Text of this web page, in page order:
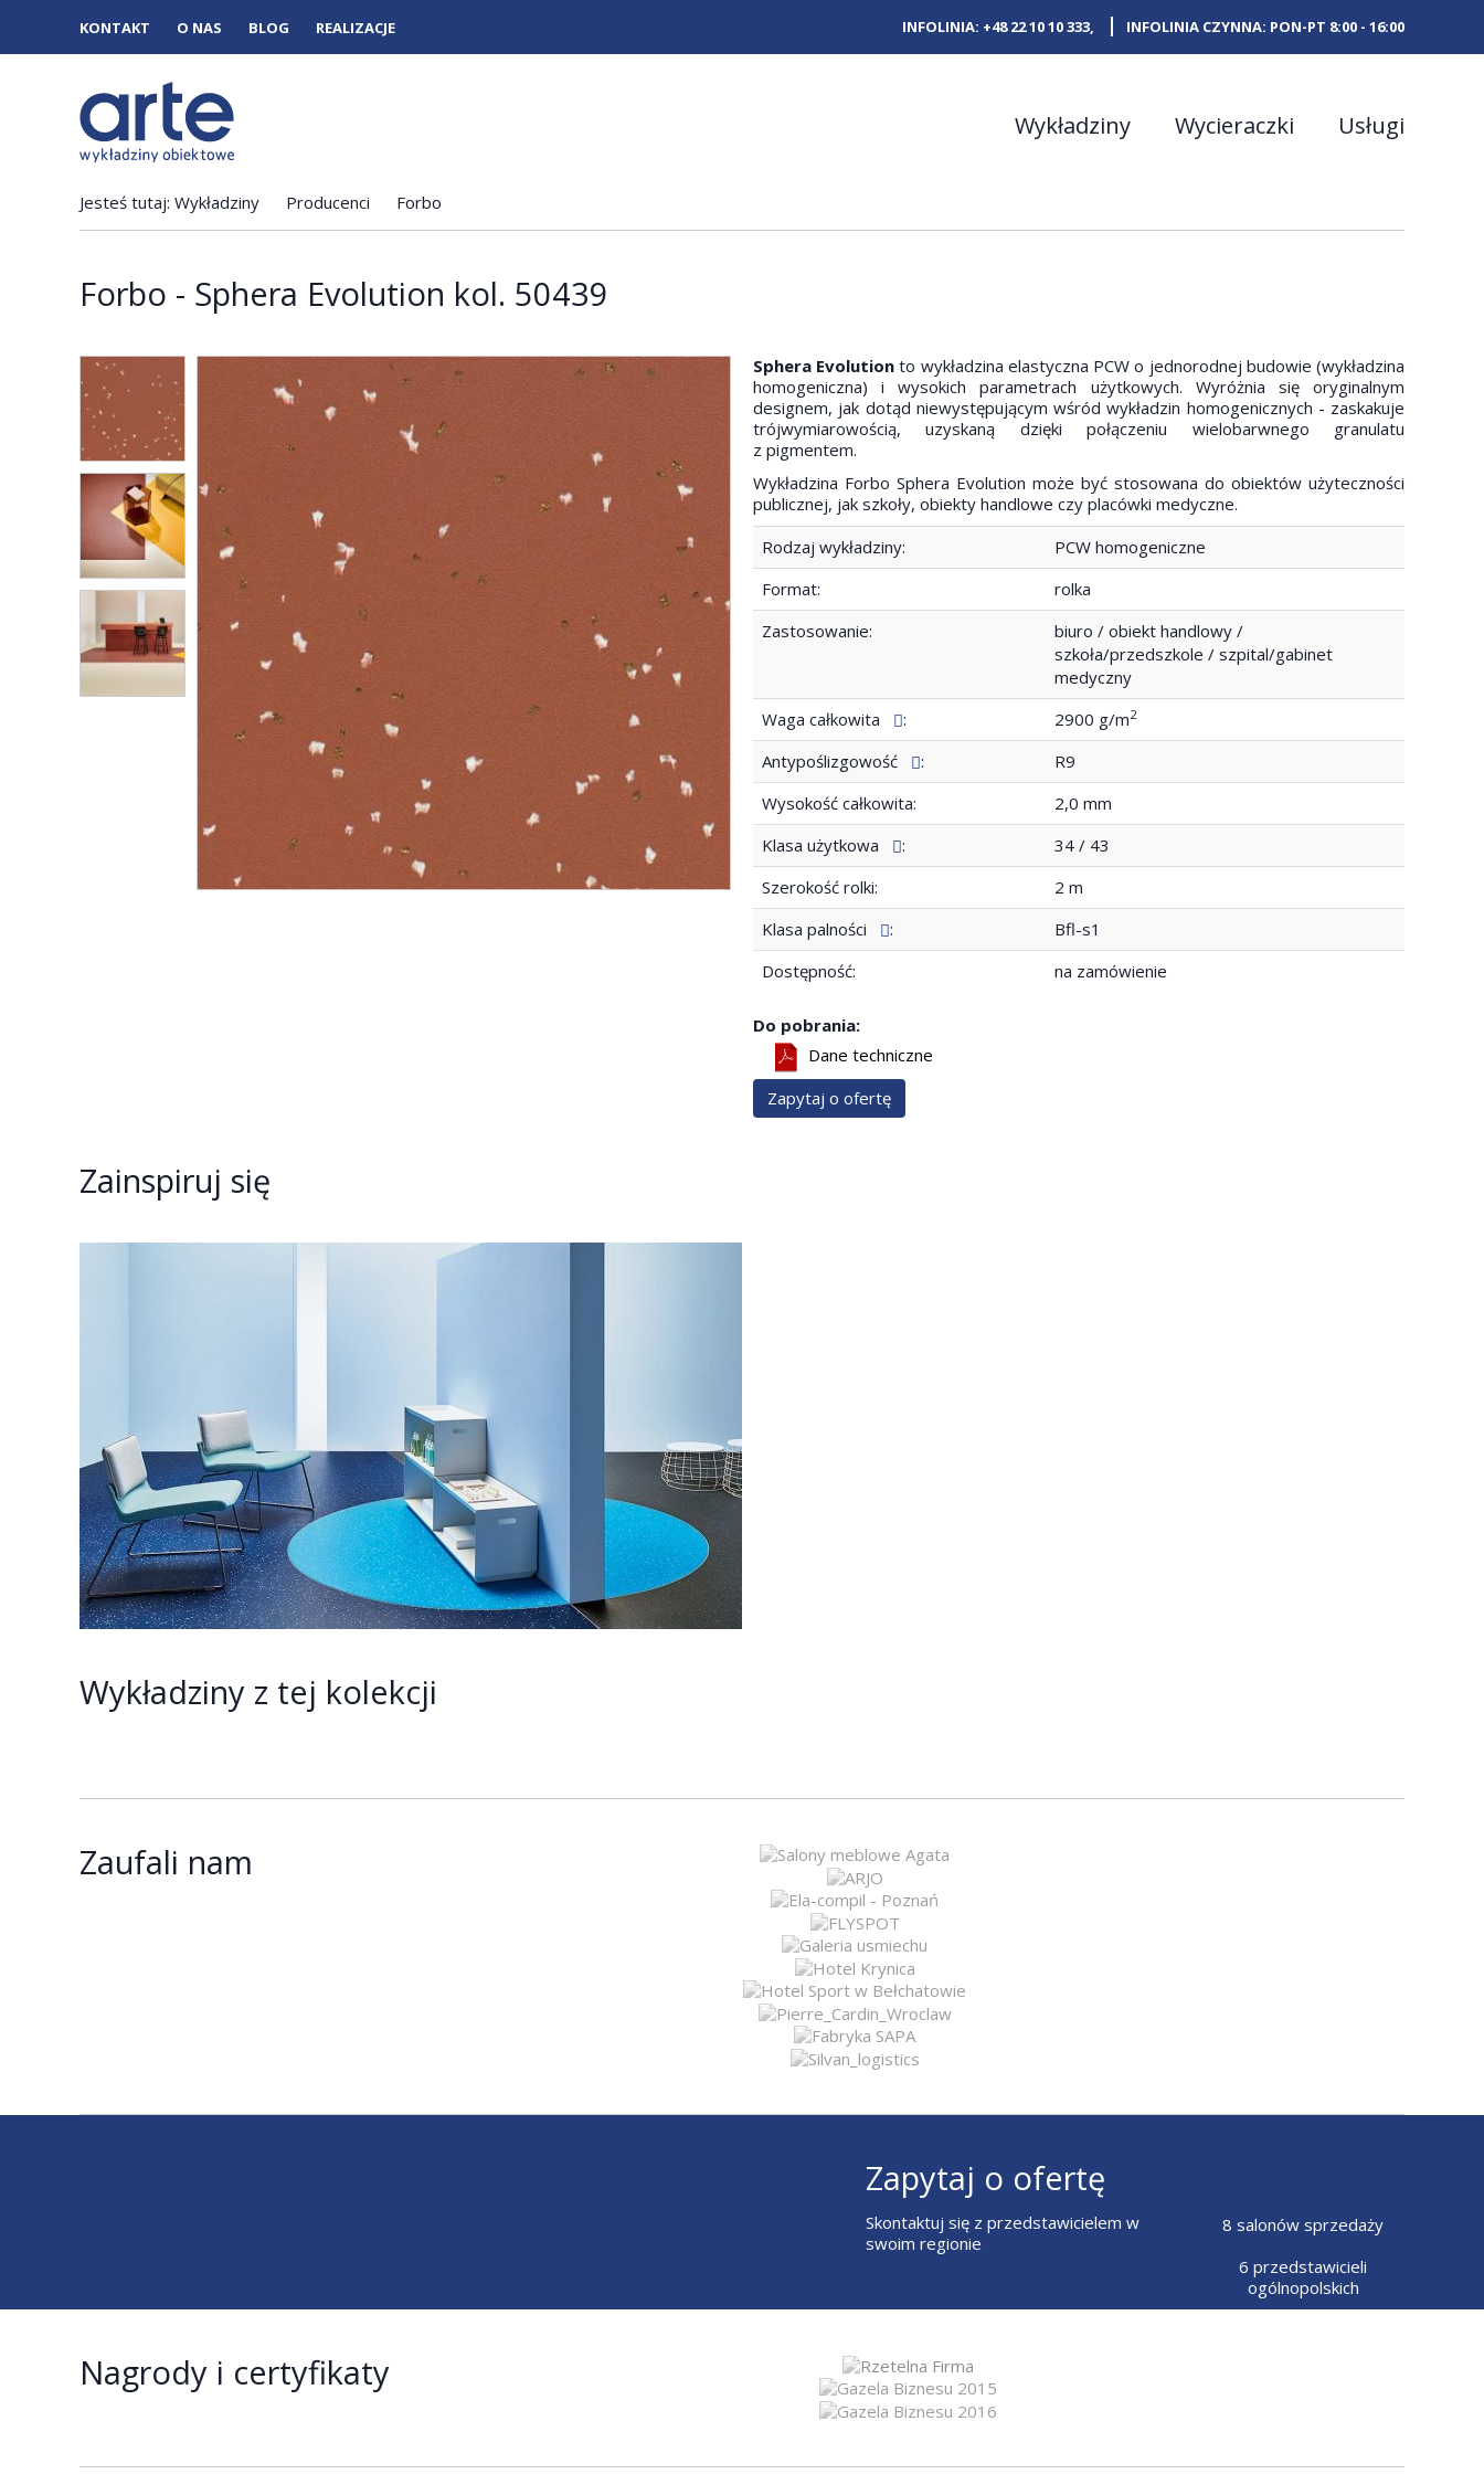
KONTAKT O NAS BLOG REALIZACJE INFOLINIA: +48 22 10 10 333, INFOLINIA CZYNNA: PON-PT 8:00 - 16:00
Wykładziny Wycieraczki Usługi
Jesteś tutaj: Wykładziny Producenci Forbo
Forbo - Sphera Evolution kol. 50439
Sphera Evolution to wykładzina elastyczna PCW o jednorodnej budowie (wykładzina
homogeniczna) i wysokich parametrach użytkowych. Wyróżnia się oryginalnym
designem, jak dotąd niewystępującym wśród wykładzin homogenicznych - zaskakuje
trójwymiarowością, uzyskaną dzięki połączeniu wielobarwnego granulatu
z pigmentem.
Wykładzina Forbo Sphera Evolution może być stosowana do obiektów użyteczności
publicznej, jak szkoły, obiekty handlowe czy placówki medyczne.
Rodzaj wykładziny:
PCW homogeniczne
Format:
rolka
Zastosowanie:
biuro / obiekt handlowy /
szkoła/przedszkole / szpital/gabinet
medyczny
Waga całkowita
: 2900 g/m2
Antypoślizgowość :
R9
Wysokość całkowita:
2,0 mm
Klasa użytkowa
:
34 / 43
Szerokość rolki:
2 m
Klasa palności
:
Bfl-s1
Dostępność:
na zamówienie
Do pobrania:
Dane techniczne
Zapytaj o ofertę
Zainspiruj się
Wykładziny z tej kolekcji
Zaufali nam
Zapytaj o ofertę
Skontaktuj się z przedstawicielem w
swoim regionie
8 salonów sprzedaży
6 przedstawicieli
ogólnopolskich
Nagrody i certyfikaty